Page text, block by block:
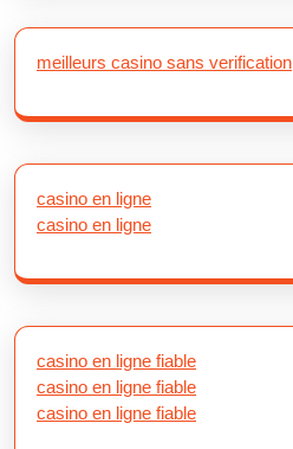
meilleurs casino sans verification
casino en ligne
casino en ligne
casino en ligne fiable
casino en ligne fiable
casino en ligne fiable